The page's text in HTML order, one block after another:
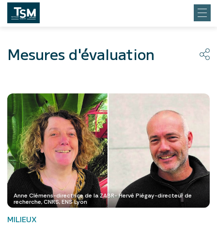
Mesures d'évaluation
Anne Clémens-directrice de la ZABR- Hervé Piégay-directeur de
recherche, CNRS, ENS Lyon
MILIEUX